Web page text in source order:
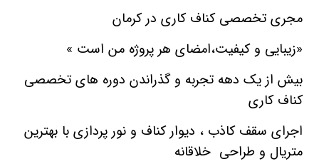
مجری تخصصی کناف کاری در کرمان
«زیبایی و کیفیت،امضای هر پروژه من است »
بیش از یک دهه تجربه و گذراندن دوره های تخصصی
کناف کاری
اجرای سقف کاذب ، دیوار کناف و نور پردازی با بهترین
متریال و طراحی خلاقانه